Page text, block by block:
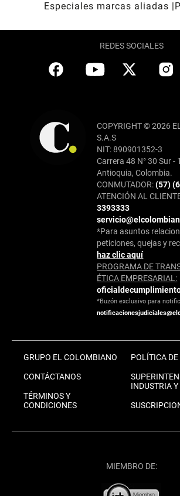
Especiales marcas aliadas
REDES SOCIALES
COPYRIGHT © 2026
S.A.S
NIT: 890901352-3
Carrera 48 N° 30 Sur -
Antioquia, Colombia.
CONMUTADOR:(57)
ATENCIÓN AL
3393333
*Para asuntos
peticiones, quejas y
haz clic aquí
PROGRAMA DE
ÉTICA EMPRESARIAL:
*Buzón exclusivo para
GRUPO EL COLOMBIANO
CONTÁCTANOS
TÉRMINOS Y
CONDICIONES
POLÍTICA
INDUSTRIA
MIEMBRO DE: